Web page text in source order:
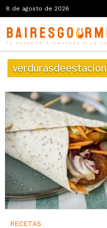
8 de agosto de 2026
verdurasdeestacion
RECETAS